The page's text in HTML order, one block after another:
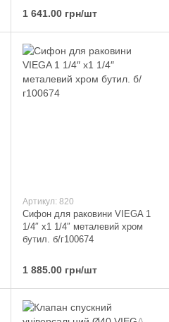
1 641.00 грн/шт
Артикул: 820
Сифон для раковини VIEGA 1
1/4″ х1 1/4″ металевий хром
бутил. б/г100674
1 885.00 грн/шт